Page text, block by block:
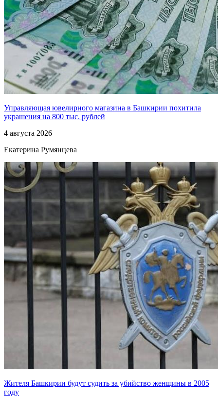
Управляющая ювелирного магазина в Башкирии похитила
украшения на 800 тыс. рублей
4 августа 2026
Екатерина Румянцева
Жителя Башкирии будут судить за убийство женщины в 2005
году